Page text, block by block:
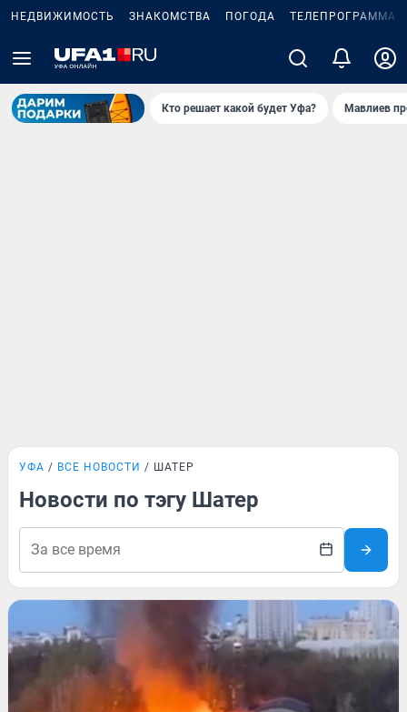
НЕДВИЖИМОСТЬ ЗНАКОМСТВА ПОГОДА ТЕЛЕПРОГРАММА
Кто решает какой будет Уфа? Мавлиев
УФА ВСЕ НОВОСТИ ШАТЕР
Новости по тэгу Шатер